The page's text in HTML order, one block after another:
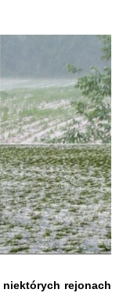
rejonach